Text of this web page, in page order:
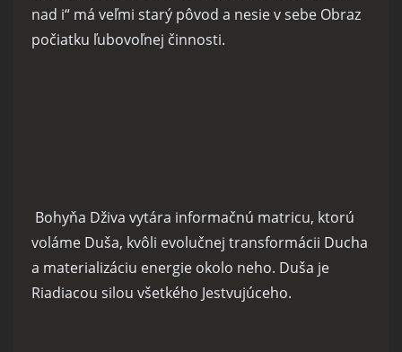
nad i“ má veľmi starý pôvod a nesie v sebe Obraz
počiatku ľubovoľnej činnosti.
Bohyňa Dživa vytára informačnú matricu, ktorú
voláme Duša, kvôli evolučnej transformácii Ducha
a materializáciu energie okolo neho. Duša je
Riadiacou silou všetkého Jestvujúceho.